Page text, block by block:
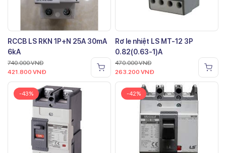
RCCB LS RKN 1P+N 25A 30mA
6kA
740.000VNĐ
421.800 VNĐ
Rơ le nhiệt LS MT-12 3P
0.82(0.63-1)A
470.000VNĐ
263.200 VNĐ
-43% -42%